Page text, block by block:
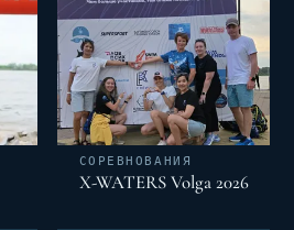
СОРЕВНОВАНИЯ
X-WATERS Volga 2026